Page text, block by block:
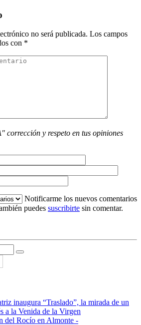
no será publicada. Los campos
con *
corrección y respeto en tus opiniones
Notificarme los nuevos comentarios
puedes suscribirte sin comentar.
inaugura “Traslado”, la mirada de un
a la Venida de la Virgen
del Rocío en Almonte -